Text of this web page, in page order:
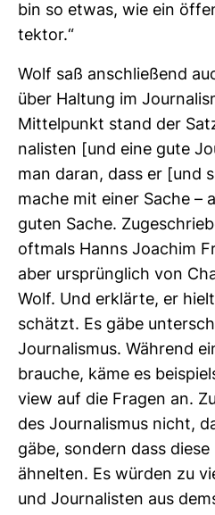
bin so etwas, wie ein
tektor.“
Wolf saß anschlie­ßend
über Hal­tung im
Mit­tel­punkt stand der
na­listen [und eine gute
man daran, dass er [und
mache mit einer Sache –
guten Sache.
oft­mals Hanns Joa­chim
aber ursprüng­lich von
Wolf. Und erklärte, er
schätzt. Es gäbe
Jour­na­lismus. Wäh­rend
brauche, käme es
view auf die Fragen an.
des Jour­na­lismus nicht,
gäbe, son­dern dass
ähnelten. Es würden zu
und Jour­na­listen aus